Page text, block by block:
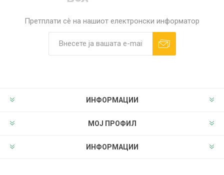
Претплати сè на нашиот електронски информатор
ИНФОРМАЦИИ
МОЈ ПРОФИЛ
ИНФОРМАЦИИ